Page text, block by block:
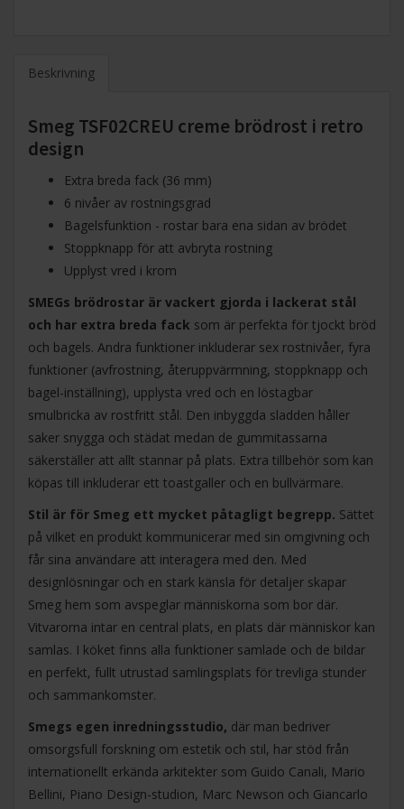
Beskrivning
Smeg TSF02CREU creme brödrost i retro
design
Extra breda fack (36 mm)
6 nivåer av rostningsgrad
Bagelsfunktion - rostar bara ena sidan av brödet
Stoppknapp för att avbryta rostning
Upplyst vred i krom
SMEGs brödrostar är vackert gjorda i lackerat stål
och har extra breda fack som är perfekta för tjockt bröd
och bagels. Andra funktioner inkluderar sex rostnivåer, fyra
funktioner (avfrostning, återuppvärmning, stoppknapp och
bagel-inställning), upplysta vred och en löstagbar
smulbricka av rostfritt stål. Den inbyggda sladden håller
saker snygga och städat medan de gummitassarna
säkerställer att allt stannar på plats. Extra tillbehör som kan
köpas till inkluderar ett toastgaller och en bullvärmare.
Stil är för Smeg ett mycket påtagligt begrepp. Sättet
på vilket en produkt kommunicerar med sin omgivning och
får sina användare att interagera med den. Med
designlösningar och en stark känsla för detaljer skapar
Smeg hem som avspeglar människorna som bor där.
Vitvarorna intar en central plats, en plats där människor kan
samlas. I köket finns alla funktioner samlade och de bildar
en perfekt, fullt utrustad samlingsplats för trevliga stunder
och sammankomster.
Smegs egen inredningsstudio, där man bedriver
omsorgsfull forskning om estetik och stil, har stöd från
internationellt erkända arkitekter som Guido Canali, Mario
Bellini, Piano Design-studion, Marc Newson och Giancarlo